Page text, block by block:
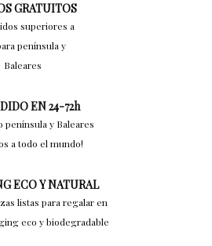
GRATUITOS
superiores a
península y
Baleares
EN 24-72h
península y Baleares
a todo el mundo!
ECO Y NATURAL
listas para regalar en
eco y biodegradable